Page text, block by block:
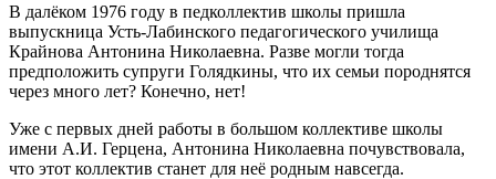
В далёком 1976 году в педколлектив школы пришла
выпускница Усть-Лабинского педагогического училища
Крайнова Антонина Николаевна. Разве могли тогда
предположить супруги Голядкины, что их семьи породнятся
через много лет? Конечно, нет!
Уже с первых дней работы в большом коллективе школы
имени А.И. Герцена, Антонина Николаевна почувствовала,
что этот коллектив станет для неё родным навсегда.